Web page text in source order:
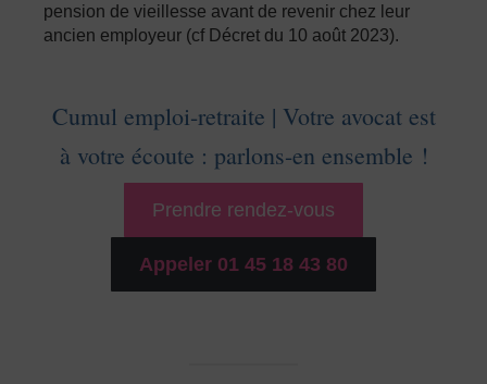
pension de vieillesse avant de revenir chez leur
ancien employeur (cf Décret du 10 août 2023).
Cumul emploi-retraite | Votre avocat est
à votre écoute : parlons-en ensemble !
Prendre rendez-vous
Appeler 01 45 18 43 80